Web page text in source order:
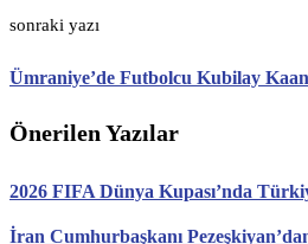
sonraki yazı
Ümraniye’de Futbolcu Kubilay Kaan
Önerilen Yazılar
2026 FIFA Dünya Kupası’nda
İran Cumhurbaşkanı